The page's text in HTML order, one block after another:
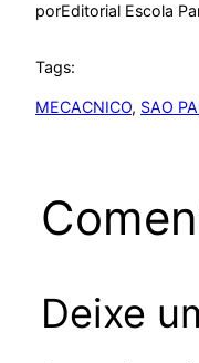
porEditorial Escola
Tags:
MECACNICO, SAO
Deixe